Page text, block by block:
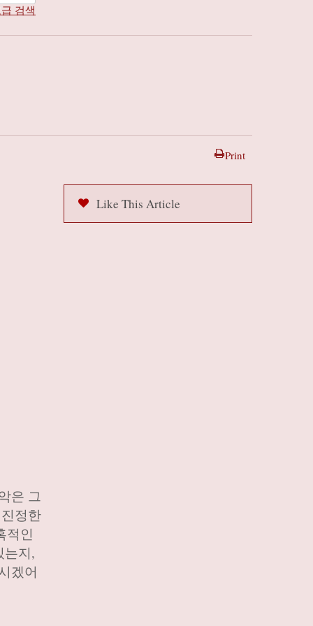
급 검색
Print
은 그
정한
적인
는지,
겠어
Like This Article